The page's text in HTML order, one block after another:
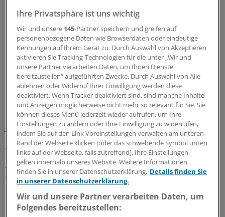
Der durchschnittliche Beitragssatz zu den
Berufsgenossenschaften sei 2014 mit 1,22 Prozent auf
ein Allzeit-Tief gesunken. "Stabile Beiträge sind die
Dividende für die Erfolge im Arbeitsschutz und in der
Rehabilitation", erklärt DGUV-Hauptgeschäftsführer Dr.
Joachim Breuer.
Wie die DGUV weiter betont, hätten Unternehmen der
gewerblichen Wirtschaft noch nie einen so geringen
Anteil der Lohnsumme für die Versicherung ihrer
Beschäftigten gegen Arbeitsunfälle und
Berufskrankheiten zahlen müssen.
Ihre Privatsphäre ist uns wichtig
Wir und unsere 145-Partner speichern und greifen auf
personenbezogene Daten wie Browserdaten oder eindeutige
Kennungen auf Ihrem Gerät zu. Durch Auswahl von Akzeptieren
aktivieren Sie Tracking-Technologien für die unter „Wir und
unsere Partner verarbeiten Daten, um Ihnen Dienste
bereitzustellen“ aufgeführten Zwecke. Durch Auswahl von Alle
ablehnen oder Widerruf Ihrer Einwilligung werden diese
deaktiviert. Wenn Tracker deaktiviert sind, sind manche Inhalte
und Anzeigen möglicherweise nicht mehr so relevant für Sie. Sie
können dieses Menü jederzeit wieder aufrufen, um Ihre
Einstellungen zu ändern oder Ihre Einwilligung zu widerrufen,
indem Sie auf den Link Voreinstellungen verwalten am unteren
Rand der Webseite klicken [oder das schwebende Symbol unten
links auf der Webseite, falls zutreffend]. Ihre Einstellungen
gelten innerhalb unseres Website. Weitere Informationen
finden Sie in unserer Datenschutzerklärung. Details finden Sie
in unserer Datenschutzerklärung.
Wir und unsere Partner verarbeiten Daten, um
Folgendes bereitzustellen: